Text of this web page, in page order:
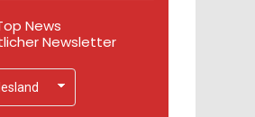
News
Newsletter